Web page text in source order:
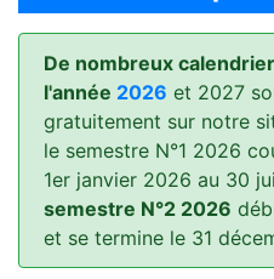
De nombreux
l'année 2026 et 2027
gratuitement sur notre
le semestre N°1 2026
1er janvier 2026 au 30
semestre N°2 2026
et se termine le 31